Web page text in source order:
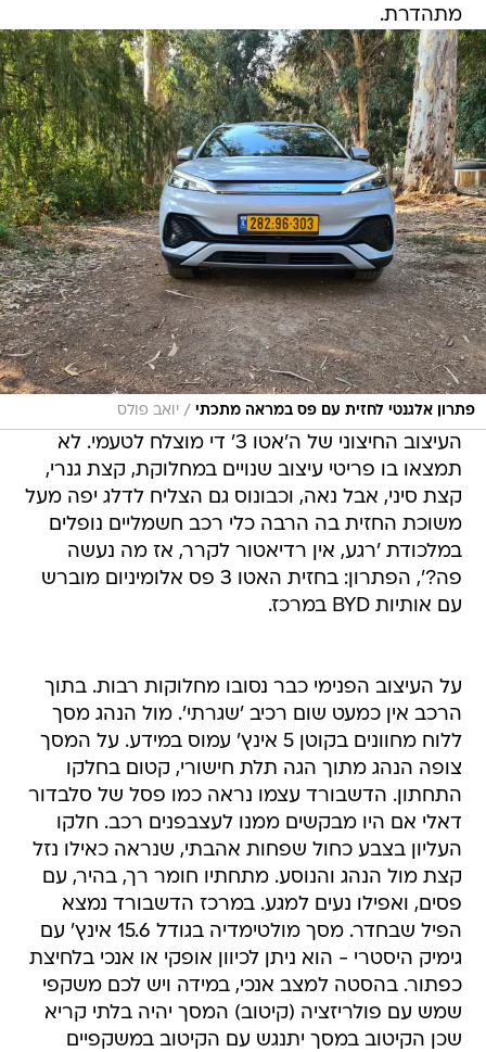
מתהדרת.
פתרון אלגנטי לחזית עם פס במראה מתכתי / יואב פולס
העיצוב החיצוני של ה'אטו 3' די מוצלח לטעמי. לא
תמצאו בו פריטי עיצוב שנויים במחלוקת, קצת גנרי,
קצת סיני, אבל נאה, וכבונוס גם הצליח לדלג יפה מעל
משוכת החזית בה הרבה כלי רכב חשמליים נופלים
במלכודת 'רגע, אין רדיאטור לקרר, אז מה נעשה
פה?', הפתרון: בחזית האטו 3 פס אלומיניום מוברש
עם אותיות BYD במרכז.
על העיצוב הפנימי כבר נסובו מחלוקות רבות. בתוך
הרכב אין כמעט שום רכיב 'שגרתי'. מול הנהג מסך
ללוח מחוונים בקוטן 5 אינץ' עמוס במידע. על המסך
צופה הנהג מתוך הגה תלת חישורי, קטום בחלקו
התחתון. הדשבורד עצמו נראה כמו פסל של סלבדור
דאלי אם היו מבקשים ממנו לעצבפנים רכב. חלקו
העליון בצבע כחול שפחות אהבתי, שנראה כאילו נזל
קצת מול הנהג והנוסע. מתחתיו חומר רך, בהיר, עם
פסים, ואפילו נעים למגע. במרכז הדשבורד נמצא
הפיל שבחדר. מסך מולטימדיה בגודל 15.6 אינץ' עם
גימיק היסטרי - הוא ניתן לכיוון אופקי או אנכי בלחיצת
כפתור. בהסטה למצב אנכי, במידה ויש לכם משקפי
שמש עם פולריזציה (קיטוב) המסך יהיה בלתי קריא
שכן הקיטוב במסך יתנגש עם הקיטוב במשקפיים